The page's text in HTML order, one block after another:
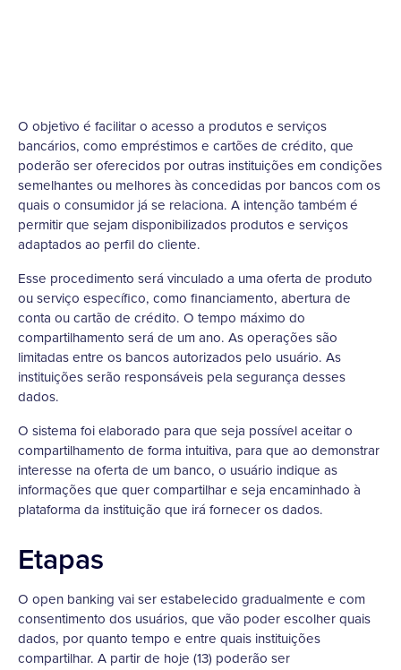
O objetivo é facilitar o acesso a produtos e serviços
bancários, como empréstimos e cartões de crédito, que
poderão ser oferecidos por outras instituições em condições
semelhantes ou melhores às concedidas por bancos com os
quais o consumidor já se relaciona. A intenção também é
permitir que sejam disponibilizados produtos e serviços
adaptados ao perfil do cliente.
Esse procedimento será vinculado a uma oferta de produto
ou serviço específico, como financiamento, abertura de
conta ou cartão de crédito. O tempo máximo do
compartilhamento será de um ano. As operações são
limitadas entre os bancos autorizados pelo usuário. As
instituições serão responsáveis pela segurança desses
dados.
O sistema foi elaborado para que seja possível aceitar o
compartilhamento de forma intuitiva, para que ao demonstrar
interesse na oferta de um banco, o usuário indique as
informações que quer compartilhar e seja encaminhado à
plataforma da instituição que irá fornecer os dados.
Etapas
O open banking vai ser estabelecido gradualmente e com
consentimento dos usuários, que vão poder escolher quais
dados, por quanto tempo e entre quais instituições
compartilhar. A partir de hoje (13) poderão ser